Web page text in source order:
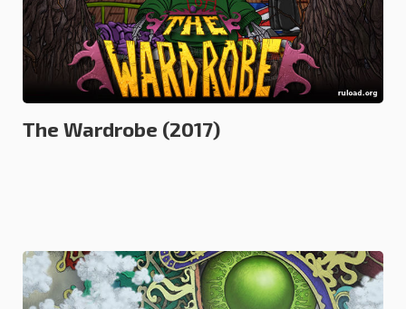
КВЕСТЫ И ПРИКЛЮЧЕНИЯ 11.01.2018
The Wardrobe (2017)
0.0